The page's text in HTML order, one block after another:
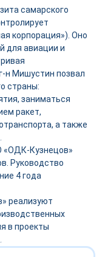
самарского
корпорация»). Оно
для авиации и
н Мишустин позвал
страны:
заниматься
ракет,
а также
«ОДК-Кузнецов»
Руководство
4 года
реализуют
в проекты